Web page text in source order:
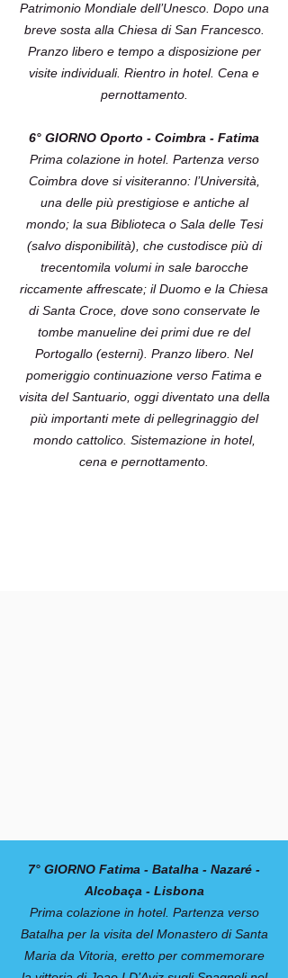
Patrimonio Mondiale dell’Unesco. Dopo una
breve sosta alla Chiesa di San Francesco.
Pranzo libero e tempo a disposizione per
visite individuali. Rientro in hotel. Cena e
pernottamento.
6° GIORNO Oporto - Coimbra - Fatima
Prima colazione in hotel. Partenza verso
Coimbra dove si visiteranno: l’Università,
una delle più prestigiose e antiche al
mondo; la sua Biblioteca o Sala delle Tesi
(salvo disponibilità), che custodisce più di
trecentomila volumi in sale barocche
riccamente affrescate; il Duomo e la Chiesa
di Santa Croce, dove sono conservate le
tombe manueline dei primi due re del
Portogallo (esterni). Pranzo libero. Nel
pomeriggio continuazione verso Fatima e
visita del Santuario, oggi diventato una della
più importanti mete di pellegrinaggio del
mondo cattolico. Sistemazione in hotel,
cena e pernottamento.
7° GIORNO Fatima - Batalha - Nazaré -
Alcobaça - Lisbona
Prima colazione in hotel. Partenza verso
Batalha per la visita del Monastero di Santa
Maria da Vitoria, eretto per commemorare